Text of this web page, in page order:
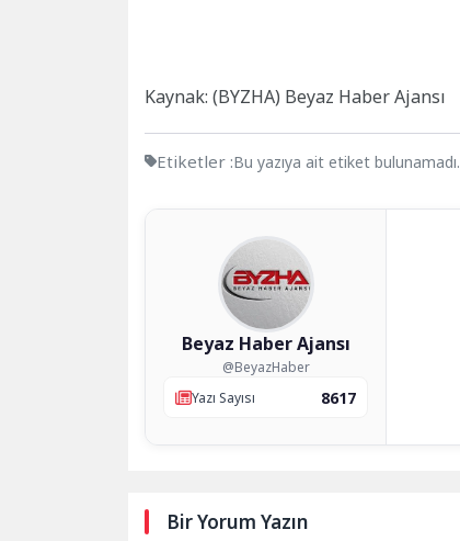
Kaynak: (BYZHA) Beyaz Haber Ajansı
Etiketler :Bu yazıya ait etiket bulunamadı.
Beyaz Haber Ajansı
@BeyazHaber
Yazı Sayısı
8617
Bir Yorum Yazın